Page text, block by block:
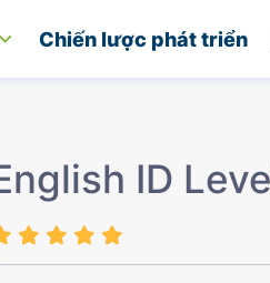
Chiến lược phát triển
ID